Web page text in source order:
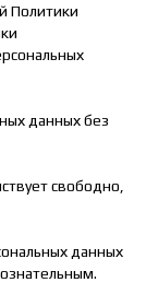
Политики
данных без
свободно,
данных